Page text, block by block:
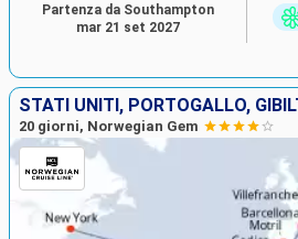
Partenza da Southampton
mar 21 set 2027
20 giorni, Norwegian Gem